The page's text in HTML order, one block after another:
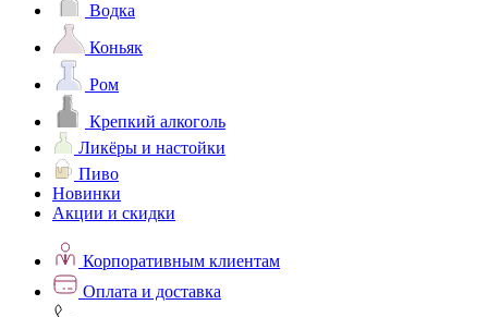
Водка
Коньяк
Ром
Крепкий алкоголь
Ликёры и настойки
Пиво
Новинки
Акции и скидки
Корпоративным клиентам
Оплата и доставка